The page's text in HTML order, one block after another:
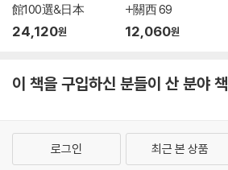
館100選&日本
24,120원
+關西 69
12,060원
이 책을 구입하신 분들이 산 분야 책
로그인 최근 본 상품